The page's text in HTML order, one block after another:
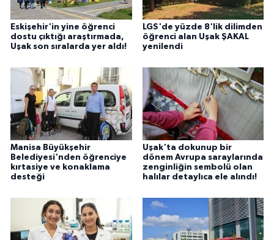
Eskişehir'in yine öğrenci
dostu çıktığı araştırmada,
Uşak son sıralarda yer aldı!
LGS'de yüzde 8'lik dilimden
öğrenci alan Uşak ŞAKAL
yenilendi
Manisa Büyükşehir
Belediyesi'nden öğrenciye
kırtasiye ve konaklama
desteği
Uşak'ta dokunup bir
dönem Avrupa saraylarında
zenginliğin sembolü olan
halılar detaylıca ele alındı!